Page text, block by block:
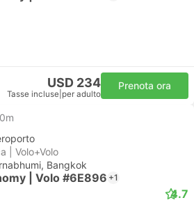
USD 234
Tasse incluse per adulto
Prenota ora
| Volo+Volo
Bangkok
| Volo #6E896 +1
4.7